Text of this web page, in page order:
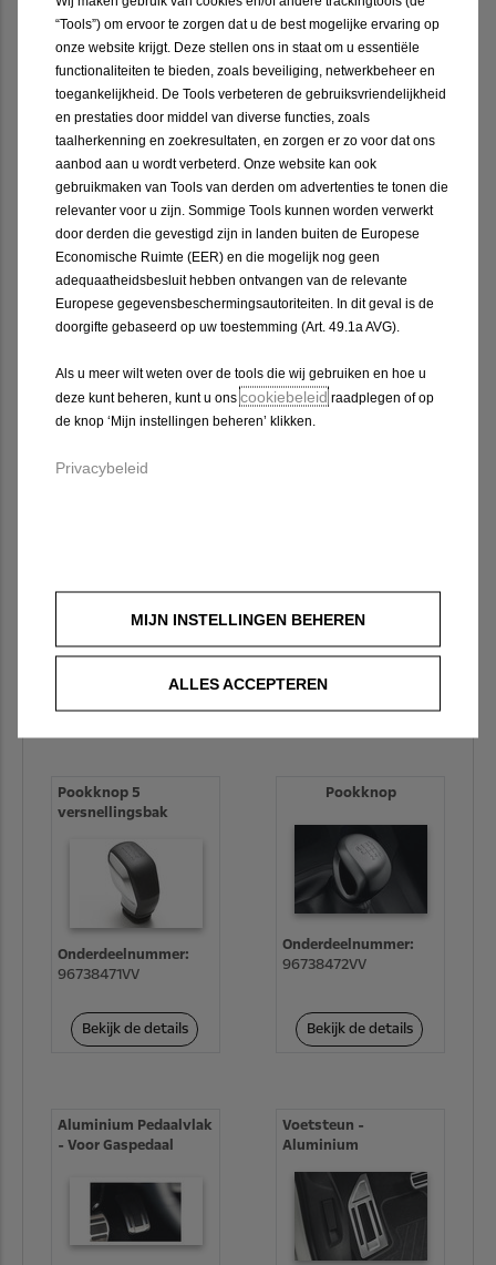
Zelfklevende
Decoratie - Zilver
Onderdeelnummer:
1684402780
Bekijk de details
Zelfklevende
Decoratie - Zwart
Onderdeelnummer:
1684402880
Bekijk de details
Knop Van
Versnellingshendel 5-
Zwart Leder En
Aluminium
Onderdeelnummer:
2403CV
Set Van 2 Sierdelen
Voor Dorpels
Onderdeelnummer:
39088991
Pookknop 5
versnellingsbak
Onderdeelnummer:
96738471VV
Bekijk de details
Pookknop
Onderdeelnummer:
96738472VV
Bekijk de details
Aluminium Pedaalvlak
- Voor Gaspedaal
Voetsteun -
Aluminium
“Tools”) om ervoor te zorgen dat u de best mogelijke ervaring op
onze website krijgt. Deze stellen ons in staat om u essentiële
functionaliteiten te bieden, zoals beveiliging, netwerkbeheer en
toegankelijkheid. De Tools verbeteren de gebruiksvriendelijkheid
en prestaties door middel van diverse functies, zoals
taalherkenning en zoekresultaten, en zorgen er zo voor dat ons
aanbod aan u wordt verbeterd. Onze website kan ook
gebruikmaken van Tools van derden om advertenties te tonen die
relevanter voor u zijn. Sommige Tools kunnen worden verwerkt
door derden die gevestigd zijn in landen buiten de Europese
Economische Ruimte (EER) en die mogelijk nog geen
adequaatheidsbesluit hebben ontvangen van de relevante
Europese gegevensbeschermingsautoriteiten. In dit geval is de
doorgifte gebaseerd op uw toestemming (Art. 49.1a AVG).
Als u meer wilt weten over de tools die wij gebruiken en hoe u
deze kunt beheren, kunt u ons cookiebeleid raadplegen of op
de knop ‘Mijn instellingen beheren’ klikken.
Privacybeleid
MIJN INSTELLINGEN BEHEREN
ALLES ACCEPTEREN